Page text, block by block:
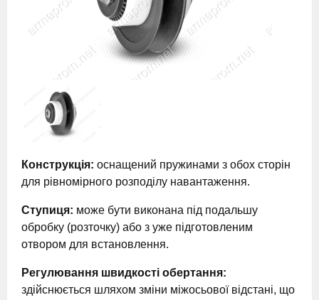
Конструкція: оснащений пружинами з обох сторін
для рівномірного розподілу навантаження.
Ступиця: може бути виконана під подальшу
обробку (розточку) або з уже підготовленим
отвором для встановлення.
Регулювання швидкості обертання:
здійснюється шляхом зміни міжосьової відстані, що